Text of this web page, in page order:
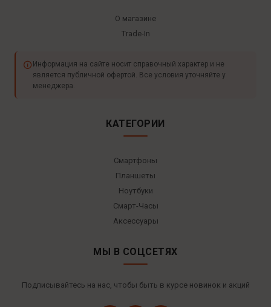
О магазине
Trade-In
Информация на сайте носит справочный характер и не
является публичной офертой. Все условия уточняйте у
менеджера.
КАТЕГОРИИ
Смартфоны
Планшеты
Ноутбуки
Смарт-Часы
Аксессуары
МЫ В СОЦСЕТЯХ
Подписывайтесь на нас, чтобы быть в курсе новинок и акций